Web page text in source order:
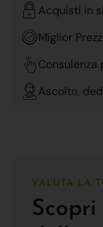
Acquisti in
Miglior
Consulenza
Ascolto,
VALUTA LA